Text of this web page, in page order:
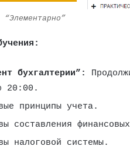
бухгалтерии”:
20:00.
принципы учета.
составления
налоговой системы.